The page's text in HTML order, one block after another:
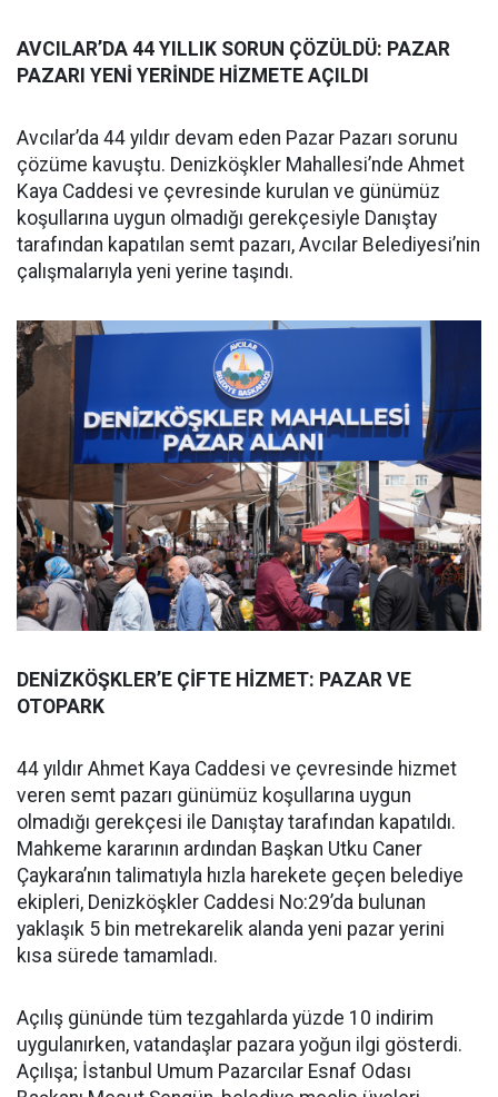
AVCILAR’DA 44 YILLIK SORUN ÇÖZÜLDÜ: PAZAR
PAZARI YENİ YERİNDE HİZMETE AÇILDI
Avcılar’da 44 yıldır devam eden Pazar Pazarı sorunu
çözüme kavuştu. Denizköşkler Mahallesi’nde Ahmet
Kaya Caddesi ve çevresinde kurulan ve günümüz
koşullarına uygun olmadığı gerekçesiyle Danıştay
tarafından kapatılan semt pazarı, Avcılar Belediyesi’nin
çalışmalarıyla yeni yerine taşındı.
DENİZKÖŞKLER’E ÇİFTE HİZMET: PAZAR VE
OTOPARK
44 yıldır Ahmet Kaya Caddesi ve çevresinde hizmet
veren semt pazarı günümüz koşullarına uygun
olmadığı gerekçesi ile Danıştay tarafından kapatıldı.
Mahkeme kararının ardından Başkan Utku Caner
Çaykara’nın talimatıyla hızla harekete geçen belediye
ekipleri, Denizköşkler Caddesi No:29’da bulunan
yaklaşık 5 bin metrekarelik alanda yeni pazar yerini
kısa sürede tamamladı.
Açılış gününde tüm tezgahlarda yüzde 10 indirim
uygulanırken, vatandaşlar pazara yoğun ilgi gösterdi.
Açılışa; İstanbul Umum Pazarcılar Esnaf Odası